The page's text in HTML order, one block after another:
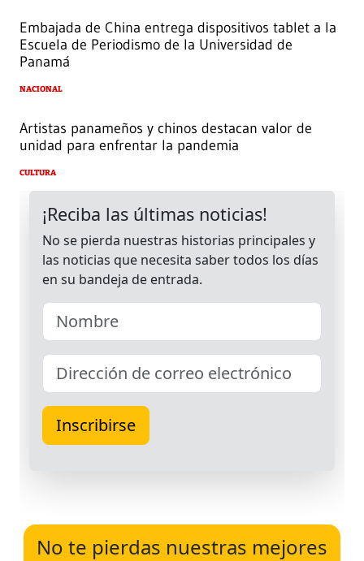
Embajada de China entrega dispositivos tablet a la
Escuela de Periodismo de la Universidad de
Panamá
NACIONAL
Artistas panameños y chinos destacan valor de
unidad para enfrentar la pandemia
CULTURA
No te pierdas nuestras mejores